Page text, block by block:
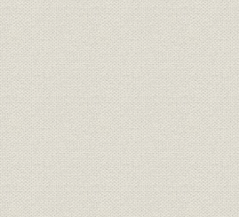
役員 昭和16年
現行本店職制一覧表 昭和17年
創立以来代理店数
明治14年
年度(1941
創業当初の資産運用状態
明治14年
(1941年)末